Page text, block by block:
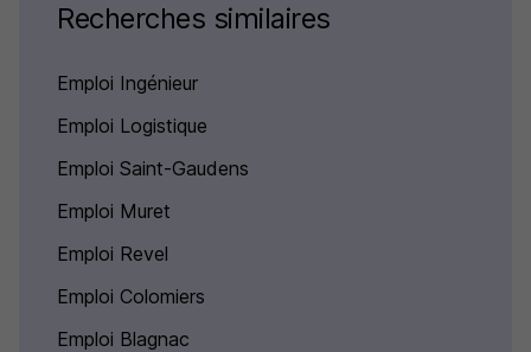
Recherches similaires
Emploi Ingénieur
Emploi Logistique
Emploi Saint-Gaudens
Emploi Muret
Emploi Revel
Emploi Colomiers
Emploi Blagnac